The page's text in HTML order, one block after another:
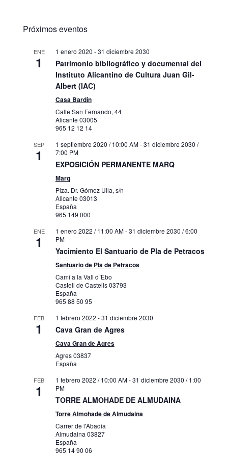
Próximos eventos
ENE
1
1 enero 2020 -31 diciembre 2030
Patrimonio bibliográfico y documental del
Instituto Alicantino de Cultura Juan Gil-
Albert (IAC)
Casa Bardín
Calle San Fernando, 44
Alicante 03005
965 12 12 14
SEP
1
1 septiembre 2020 / 10:00 AM-31 diciembre 2030 /
7:00 PM
EXPOSICIÓN PERMANENTE MARQ
Marq
Plza. Dr. Gómez Ulla, s/n
Alicante 03013
España
965 149 000
ENE
1
1 enero 2022 / 11:00 AM-31 diciembre 2030 / 6:00
PM
Yacimiento El Santuario de Pla de Petracos
Santuario de Pla de Petracos
Camí a la Vall d´Ebo
Castell de Castells03793
España
965 88 50 95
FEB
1
1 febrero 2022 -31 diciembre 2030
Cava Gran de Agres
Cava Gran de Agres
Agres03837
España
FEB
1
1 febrero 2022 / 10:00 AM-31 diciembre 2030 / 1:00
PM
TORRE ALMOHADE DE ALMUDAINA
Torre Almohade de Almudaina
Carrer de l'Abadia
Almudaina 03827
España
965 14 90 06